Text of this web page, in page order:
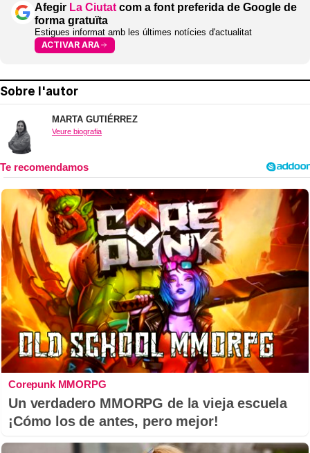
Afegir La Ciutat com a font preferida de Google de
forma gratuïta
Estigues informat amb les últimes notícies d'actualitat
ACTIVAR ARA
Sobre l'autor
MARTA GUTIÉRREZ
Veure biografia
Corepunk MMORPG
Un verdadero MMORPG de la vieja escuela
¡Cómo los de antes, pero mejor!